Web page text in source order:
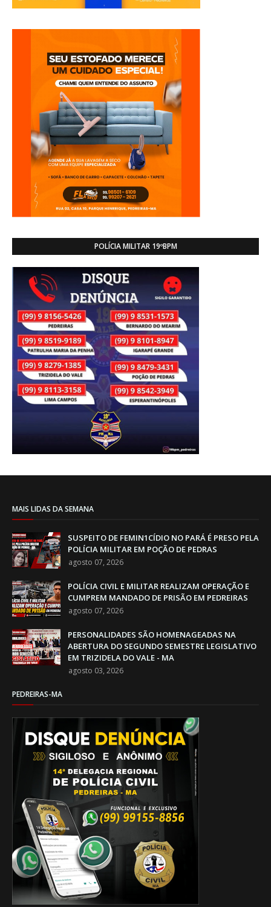
POLÍCIA MILITAR 19ºBPM
MAIS LIDAS DA SEMANA
SUSPEITO DE FEMIN1CÍDIO NO PARÁ É PRESO PELA
POLÍCIA MILITAR EM POÇÃO DE PEDRAS
agosto 07, 2026
POLÍCIA CIVIL E MILITAR REALIZAM OPERAÇÃO E
CUMPREM MANDADO DE PRISÃO EM PEDREIRAS
agosto 07, 2026
PERSONALIDADES SÃO HOMENAGEADAS NA
ABERTURA DO SEGUNDO SEMESTRE LEGISLATIVO
EM TRIZIDELA DO VALE - MA
agosto 03, 2026
PEDREIRAS-MA